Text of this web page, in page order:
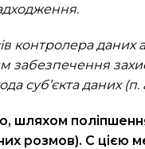
контролера даних
забезпечення
суб’єкта даних (п. а
шляхом
розмов). С цією